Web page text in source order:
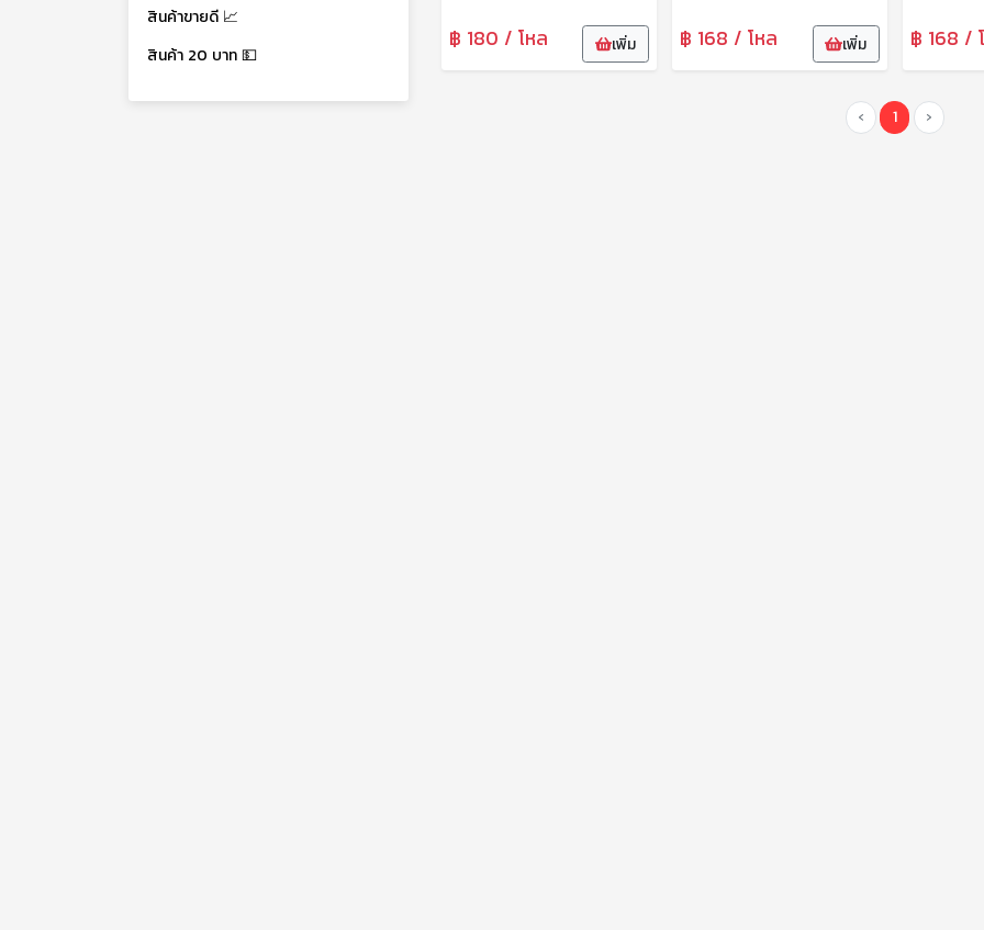
สินค้าขายดี 📈
สินค้า 20 บาท 💵
฿ 180 / โหล เพิ่ม ฿ 168 / โหล เพิ่ม ฿ 168 /
‹ 1 ›